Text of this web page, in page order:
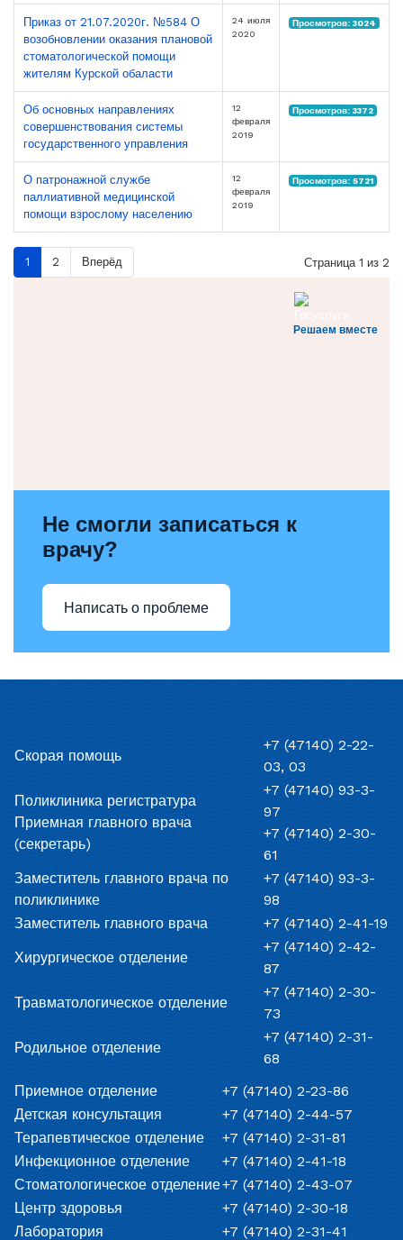
Приказ от 21.07.2020г. №584 О
возобновлении оказания плановой
стоматологической помощи
жителям Курской обаласти
24 июля
2020
Просмотров: 3024
Об основных направлениях
совершенствования системы
государственного управления
12
февраля
2019
Просмотров: 3372
О патронажной службе
паллиативной медицинской
помощи взрослому населению
12
февраля
2019
Просмотров: 5721
1 2 Вперёд Страница 1 из 2
Решаем вместе
Не смогли записаться к
врачу?
Написать о проблеме
Скорая помощь
+7 (47140) 2-22-
03, 03
Поликлиника регистратура
Приемная главного врача
(секретарь)
+7 (47140) 93-3-
97
+7 (47140) 2-30-
61
Заместитель главного врача по
поликлинике
+7 (47140) 93-3-
98
Заместитель главного врача
+7 (47140) 2-41-19
Хирургическое отделение
+7 (47140) 2-42-
87
Травматологическое отделение
+7 (47140) 2-30-
73
Родильное отделение
+7 (47140) 2-31-
68
Приемное отделение
+7 (47140) 2-23-86
Детская консультация
+7 (47140) 2-44-57
Терапевтическое отделение
+7 (47140) 2-31-81
Инфекционное отделение
+7 (47140) 2-41-18
Стоматологическое отделение+7 (47140) 2-43-07
Центр здоровья
+7 (47140) 2-30-18
Лаборатория
+7 (47140) 2-31-41